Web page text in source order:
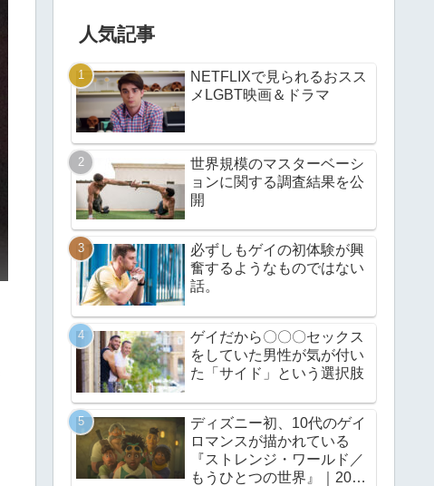
人気記事
NETFLIXで見られるおスス
メLGBT映画＆ドラマ
世界規模のマスターベーシ
ョンに関する調査結果を公
開
必ずしもゲイの初体験が興
奮するようなものではない
話。
ゲイだから〇〇〇セックス
をしていた男性が気が付い
た「サイド」という選択肢
ディズニー初、10代のゲイ
ロマンスが描かれている
『ストレンジ・ワールド／
もうひとつの世界』｜2022